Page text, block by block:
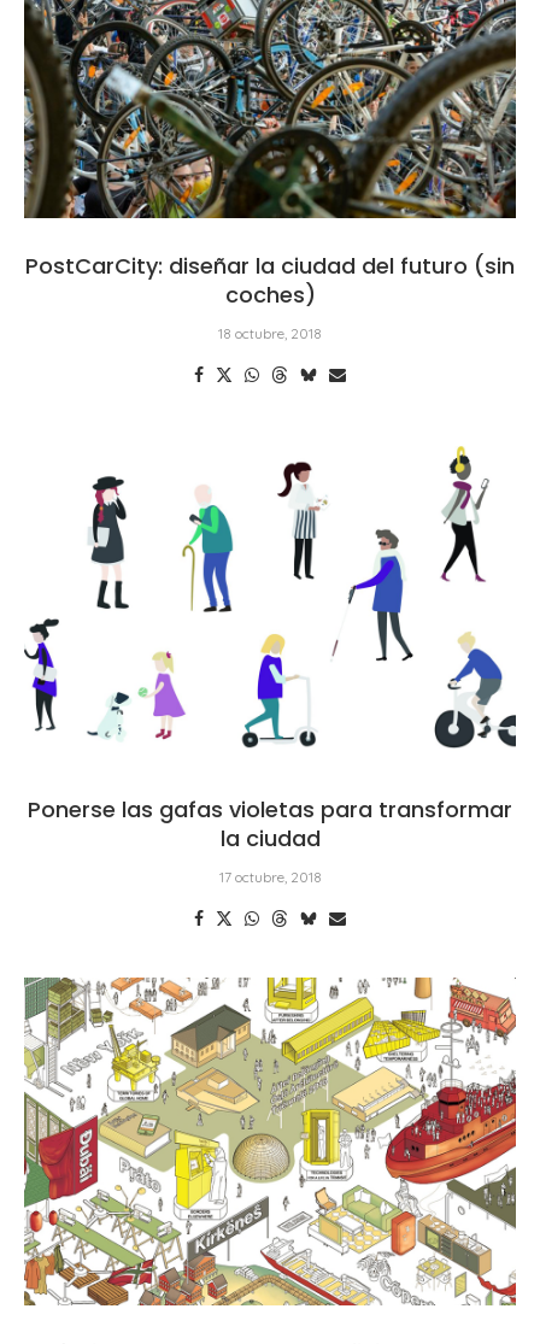
PostCarCity: diseñar la ciudad del futuro (sin
coches)
18 octubre, 2018
Ponerse las gafas violetas para transformar
la ciudad
17 octubre, 2018